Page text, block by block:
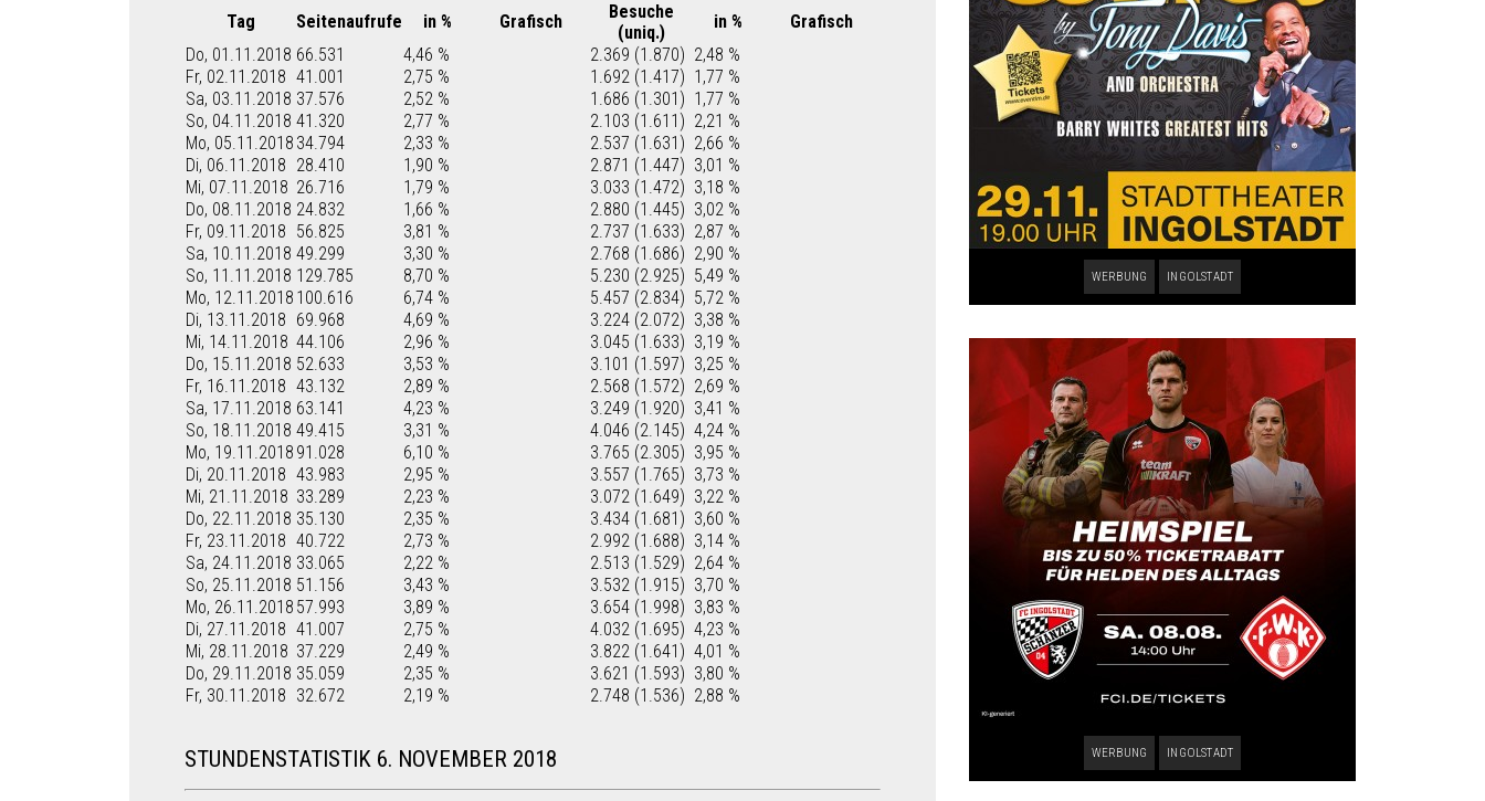
Tag Seitenaufrufe in % Grafisch
Besuche
(uniq.)
in %
Grafisch
Do, 01.11.2018 66.531 4,46 % 2.369 (1.870) 2,48 %
Fr, 02.11.2018 41.001 2,75 % 1.692 (1.417) 1,77 %
Sa, 03.11.2018 37.576 2,52 % 1.686 (1.301) 1,77 %
So, 04.11.2018 41.320 2,77 % 2.103 (1.611) 2,21 %
Mo, 05.11.2018 34.794 2,33 % 2.537 (1.631) 2,66 %
Di, 06.11.2018 28.410 1,90 % 2.871 (1.447) 3,01 %
Mi, 07.11.2018 26.716 1,79 % 3.033 (1.472) 3,18 %
Do, 08.11.2018 24.832 1,66 % 2.880 (1.445) 3,02 %
Fr, 09.11.2018 56.825 3,81 % 2.737 (1.633) 2,87 %
Sa, 10.11.2018 49.299 3,30 % 2.768 (1.686) 2,90 %
So, 11.11.2018 129.785 8,70 % 5.230 (2.925) 5,49 %
Mo, 12.11.2018 100.616 6,74 % 5.457 (2.834) 5,72 %
Di, 13.11.2018 69.968 4,69 % 3.224 (2.072) 3,38 %
Mi, 14.11.2018 44.106 2,96 % 3.045 (1.633) 3,19 %
Do, 15.11.2018 52.633 3,53 % 3.101 (1.597) 3,25 %
Fr, 16.11.2018 43.132 2,89 % 2.568 (1.572) 2,69 %
Sa, 17.11.2018 63.141 4,23 % 3.249 (1.920) 3,41 %
So, 18.11.2018 49.415 3,31 % 4.046 (2.145) 4,24 %
Mo, 19.11.2018 91.028 6,10 % 3.765 (2.305) 3,95 %
Di, 20.11.2018 43.983 2,95 % 3.557 (1.765) 3,73 %
Mi, 21.11.2018 33.289 2,23 % 3.072 (1.649) 3,22 %
Do, 22.11.2018 35.130 2,35 % 3.434 (1.681) 3,60 %
Fr, 23.11.2018 40.722 2,73 % 2.992 (1.688) 3,14 %
Sa, 24.11.2018 33.065 2,22 % 2.513 (1.529) 2,64 %
So, 25.11.2018 51.156 3,43 % 3.532 (1.915) 3,70 %
Mo, 26.11.2018 57.993 3,89 % 3.654 (1.998) 3,83 %
Di, 27.11.2018 41.007 2,75 % 4.032 (1.695) 4,23 %
Mi, 28.11.2018 37.229 2,49 % 3.822 (1.641) 4,01 %
Do, 29.11.2018 35.059 2,35 % 3.621 (1.593) 3,80 %
Fr, 30.11.2018 32.672 2,19 % 2.748 (1.536) 2,88 %
STUNDENSTATISTIK 6. NOVEMBER 2018
WERBUNG INGOLSTADT
WERBUNG INGOLSTADT